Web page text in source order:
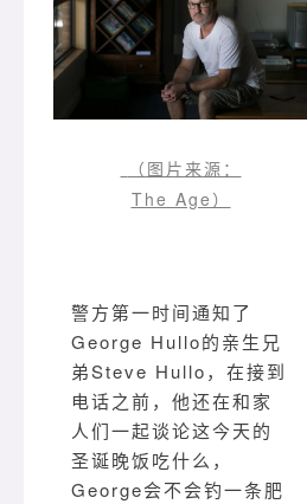
（图片来源：
The Age）
警方第一时间通知了
George Hullo的亲生兄
弟Steve Hullo，在接到
电话之前，他还在和家
人们一起谈论这今天的
圣诞晚饭吃什么，
George会不会钓一条肥